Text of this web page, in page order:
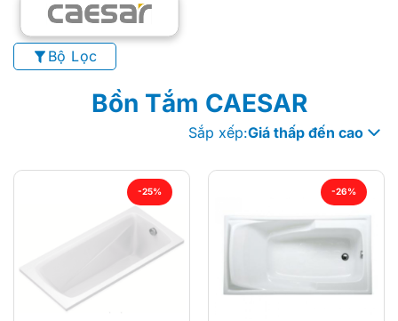
Bộ Lọc
Bồn Tắm CAESAR
Sắp xếp:Giá thấp đến cao
-25% -26%